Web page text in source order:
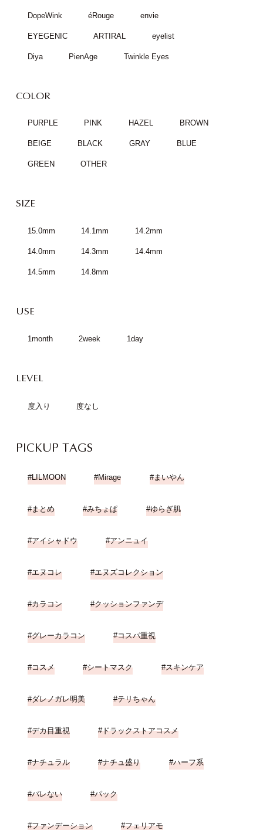
DopeWink éRouge envie
EYEGENIC ARTIRAL eyelist
Diya PienAge Twinkle Eyes
COLOR
PURPLE PINK HAZEL BROWN
BEIGE BLACK GRAY BLUE
GREEN OTHER
SIZE
15.0mm 14.1mm 14.2mm
14.0mm 14.3mm 14.4mm
14.5mm 14.8mm
USE
1month 2week 1day
LEVEL
度入り 度なし
PICKUP TAGS
LILMOON Mirage まいやん
まとめ みちょぱ ゆらぎ肌
アイシャドウ アンニュイ
エヌコレ エヌズコレクション
カラコン クッションファンデ
グレーカラコン コスパ重視
コスメ シートマスク スキンケア
ダレノガレ明美 テリちゃん
デカ目重視 ドラックストアコスメ
ナチュラル ナチュ盛り ハーフ系
バレない パック
ファンデーション フェリアモ